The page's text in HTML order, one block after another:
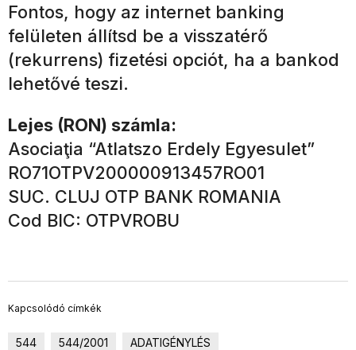
Fontos, hogy az internet banking
felületen állítsd be a visszatérő
(rekurrens) fizetési opciót, ha a bankod
lehetővé teszi.
Lejes (RON) számla:
Asociaţia “Atlatszo Erdely Egyesulet”
RO71OTPV200000913457RO01
SUC. CLUJ OTP BANK ROMANIA
Cod BIC: OTPVROBU
Kapcsolódó címkék
544 544/2001
ADATIGÉNYLÉS